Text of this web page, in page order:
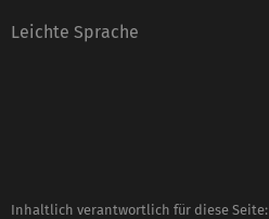
Leichte Sprache
Inhaltlich verantwortlich für diese Seite: